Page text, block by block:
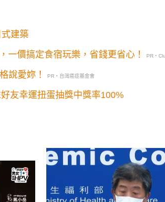
建築
一價搞定食宿玩樂，省錢更省心！
PR・
說愛妳！ PR・台灣癌症基金會
友幸運扭蛋抽獎中獎率100%